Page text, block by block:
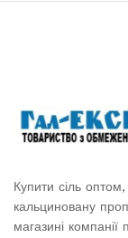
Купити сіль
кальциновану
магазині